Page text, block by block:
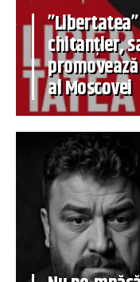
chitanțier,
al Moscovei